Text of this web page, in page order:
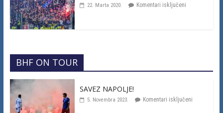
22. Marta 2020. Komentari isključeni
BHF ON TOUR
SAVEZ NAPOLJE!
5. Novembra 2023. Komentari isključeni